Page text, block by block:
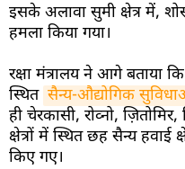
इसके अलावा सुमी क्षेत्र में,
हमला किया गया।
रक्षा मंत्रालय ने आगे बताया
स्थित सैन्य-औद्योगिक
ही चेरकासी, रोव्नो,
क्षेत्रों में स्थित छह सैन्य हवाई
किए गए।